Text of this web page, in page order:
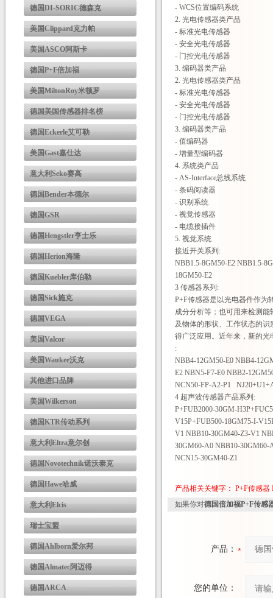
德国DI-SORIC德森克
美国Clippard克力帕
美国ASCO阿斯卡
德国P+F倍加福
美国MiltonRoy米顿罗
德国美国传感器排名榜
德国Eckerle艾可勒
美国Gast嘉仕达
意大利Seko赛高
德国Bender本德尔
德国GSR
德国Hengstler亨士乐
德国Herion海隆
德国Kuebler库伯勒
德国Sick施克
德国VEGA
美国Valcor
美国Waukee沃克
其他进口品牌
美国Wilkerson
德国KTR传动系列
意大利Eltra意尔创
德国Novotechnik诺沃泰克
德国Hawe哈威
意大利Elcis
瑞士宝盟
德国Ahlborn爱尔邦
德国Almatec阿迈得
德国ARCA
- WCS位置编码系统
2. 光电传感器类产品
- 标准光电传感器
- 安全光电传感器
- 门控光电传感器
3. 编码器类产品
2. 光电传感器类产品
- 标准光电传感器
- 安全光电传感器
- 门控光电传感器
3. 编码器类产品
- 值编码器
- 增量型编码器
4. 系统类产品
- AS-Interface总线系统
- 条码阅读器
- 识别系统
- 视觉传感器
- 电缆接插件
5. 视觉系统
接近开关系列:
NBB1.5-8GM50-E2 NBB1.5-
18GM50-E2
3 传感器系列:
P+F传感器是以光电器件作为
成分分析等；也可用来检测
及物体的形状、工作状态的
得广泛应用。近年来，新的
:
NBB4-12GM50-E0 NBB4-
E2 NBN5-F7-E0 NBB2-
NCN50-FP-A2-P1
4 超声波传感器产品系列:
P+FUB2000-30GM-
V15P+FUB500-18GM75-I-
V1 NBB10-30GM40-Z3-V1
30GM60-A0 NBB10-
NCN15-30GM40-Z1
产品相关关键字：P+F传感器
如果你对德国倍加福P+F传感
产品：
您的单位：